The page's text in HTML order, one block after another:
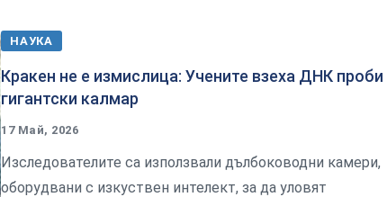
НАУКА
Кракен не е измислица: Учените взеха ДНК проби
гигантски калмар
17 Май, 2026
Изследователите са използвали дълбоководни камери,
оборудвани с изкуствен интелект, за да уловят